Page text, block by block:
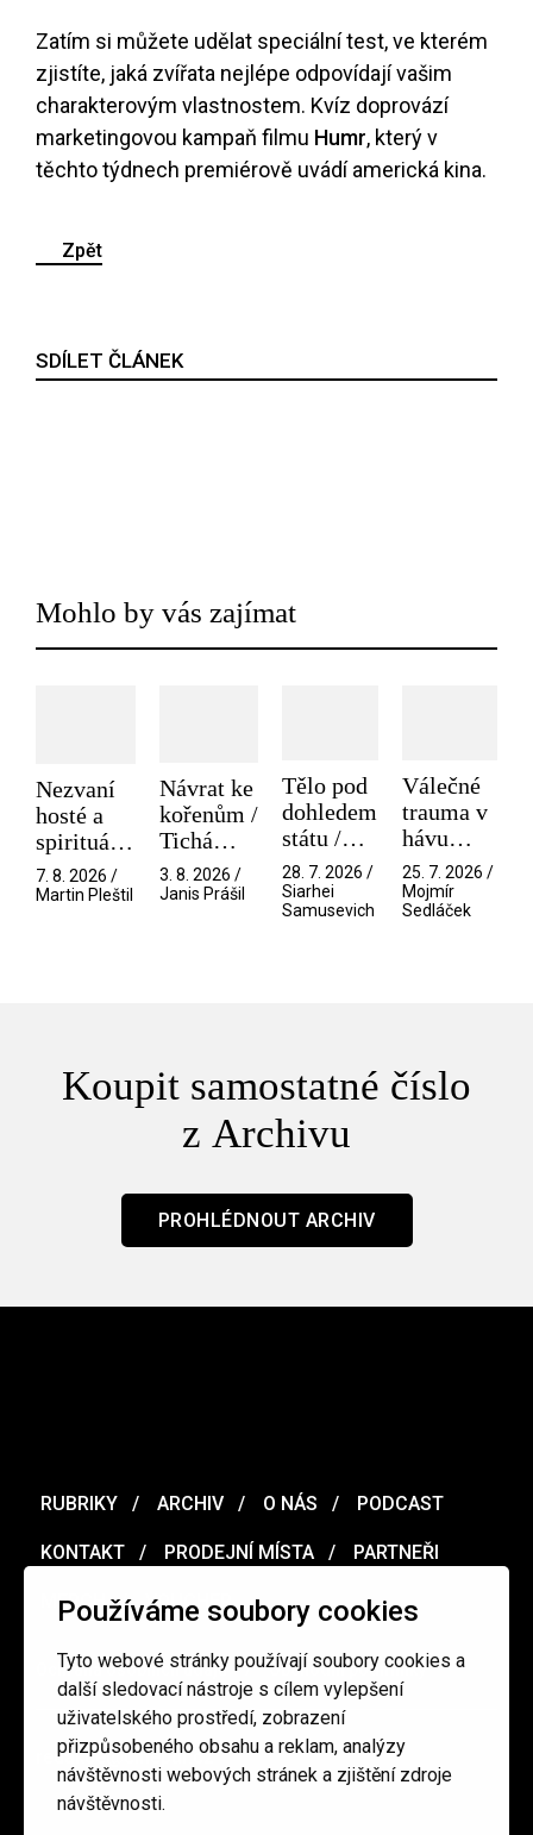
Používáme soubory cookies
Tyto webové stránky používají soubory cookies a
další sledovací nástroje s cílem vylepšení
uživatelského prostředí, zobrazení
přizpůsobeného obsahu a reklam, analýzy
návštěvnosti webových stránek a zjištění zdroje
návštěvnosti.
Zatím si můžete udělat speciální test, ve kterém
zjistíte, jaká zvířata nejlépe odpovídají vašim
charakterovým vlastnostem. Kvíz doprovází
marketingovou kampaň filmu Humr, který v
těchto týdnech premiérově uvádí americká kina.
Zpět
SDÍLET ČLÁNEK
Mohlo by vás zajímat
Nezvaní
hosté a
spirituální
narušitelé
z vesmíru
7. 8. 2026 /
Martin Pleštil
Návrat ke
kořenům /
Tichá
přítelkyně
3. 8. 2026 /
Janis Prášil
Tělo pod
dohledem
státu /
Pramen
28. 7. 2026 /
Siarhei
Samusevich
Válečné
trauma v
hávu
spektáklu
/ Odyssea
25. 7. 2026 /
Mojmír
Sedláček
Koupit samostatné číslo
z Archivu
PROHLÉDNOUT ARCHIV
RUBRIKY ARCHIV O NÁS PODCAST
KONTAKT PRODEJNÍ MÍSTA PARTNEŘI
MERCH VOUCHER
Ochrana osobních údajů / Obchodní podmínky
redakce@cinepur.cz